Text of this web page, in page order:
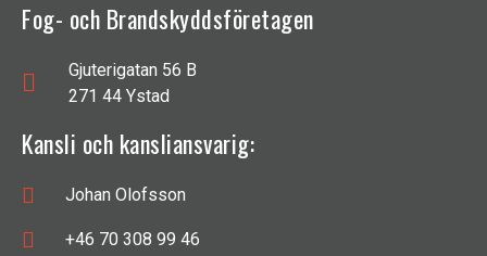
Fog- och Brandskyddsföretagen
Gjuterigatan 56 B
271 44 Ystad
Kansli och kansliansvarig:
Johan Olofsson
+46 70 308 99 46